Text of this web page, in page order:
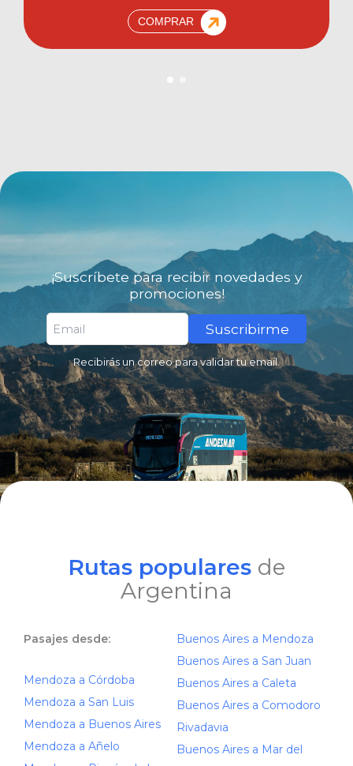
COMPRAR
¡Suscríbete para recibir novedades y
promociones!
Suscribirme
Recibirás un correo para validar tu email.
Rutas populares de
Argentina
Pasajes desde:
Mendoza a Córdoba
Mendoza a San Luis
Mendoza a Buenos Aires
Mendoza a Añelo
Buenos Aires a Mendoza
Buenos Aires a San Juan
Buenos Aires a Caleta
Buenos Aires a Comodoro
Rivadavia
Buenos Aires a Mar del